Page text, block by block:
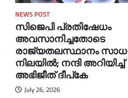
NEWS POST
സിജെപി പ്രതിഷേധം
അവസാനിച്ചതോടെ
രാജ്യതലസ്ഥാനം
നിലയില്‍; നന്ദി അറിയിച്ച്‌
അഭിജീത് ദീപ്കേ
July 26, 2026